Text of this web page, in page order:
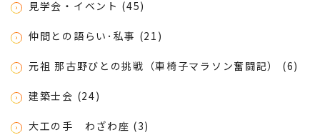
見学会・イベント (45)
仲間との語らい･私事 (21)
元祖 那古野びとの挑戦（車椅子マラソン奮闘記） (6)
建築士会 (24)
大工の手 わざわ座 (3)